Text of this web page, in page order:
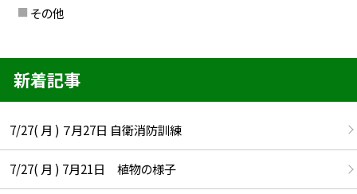
その他
新着記事
7/27( 月 ) ７月27日 自衛消防訓練
7/27( 月 ) 7月21日 植物の様子